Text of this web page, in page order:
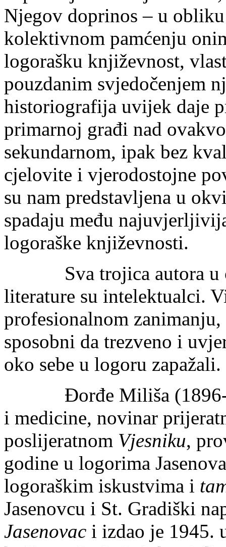
Njegov doprinos – u
kolektivnom pamćenju
logorašku književnost,
pouzdanim svjedočenjem
historiografija uvijek daje
primarnoj građi nad
sekundarnom, ipak bez
cjelovite i vjerodostojne
su nam predstavljena u
spadaju među
logoraške književnosti.
Sva trojica autora u
literature su intelektualci.
profesionalnom
sposobni da trezveno i
oko sebe u logoru zapažali.
Đorđe Miliša (1896-
i medicine, novinar
poslijeratnom Vjesniku,
godine u logorima
logoraškim iskustvima i
Jasenovcu i St. Gradiški
Jasenovac i izdao je 1945.